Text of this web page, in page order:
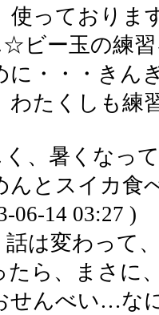
使っておりま
ビー玉の練
に・・・きん
わたくしも練
く、暑くなっ
んとスイカ
06-14 03:27 )
話は変わって
たら、まさに
せんべい…な